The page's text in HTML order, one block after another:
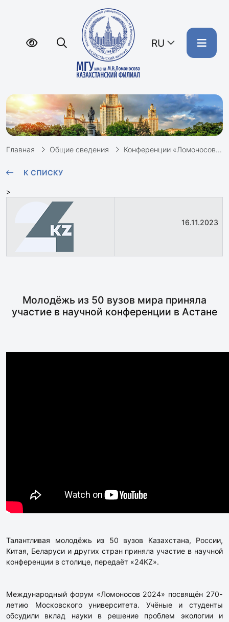
RU
Главная Общие сведения Конференции «Ломоносов»
К СПИСКУ
>
16.11.2023
Молодёжь из 50 вузов мира приняла
участие в научной конференции в Астане
Талантливая молодёжь из 50 вузов Казахстана, России,
Китая, Беларуси и других стран приняла участие в научной
конференции в столице, передаёт «24KZ».
Международный форум «Ломоносов 2024» посвящён 270-
летию Московского университета. Учёные и студенты
обсудили вклад науки в решение проблем экологии и